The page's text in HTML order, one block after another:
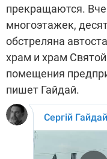
прекращаются.
многоэтажек,
обстреляна
храм и храм
помещения
пишет Гайдай.